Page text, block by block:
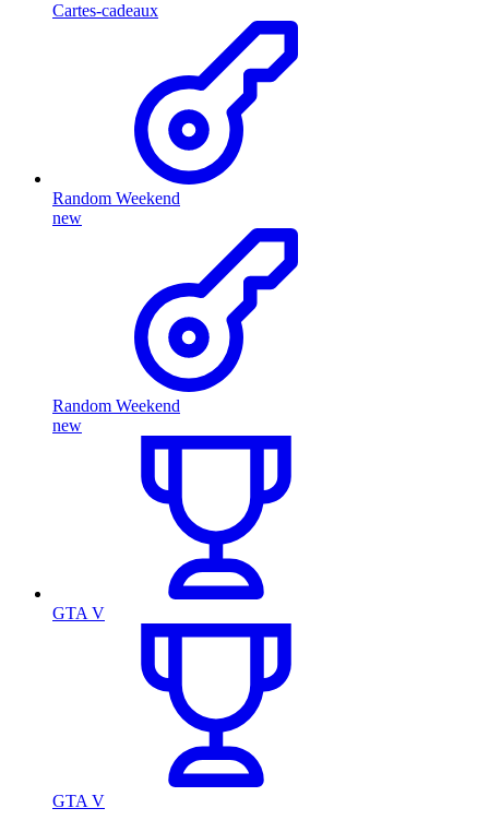
Cartes-cadeaux
Random Weekend
new
Random Weekend
new
GTA V
GTA V